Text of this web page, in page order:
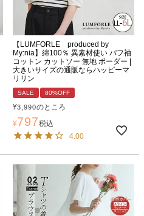
【LUMFORLE produced by
My:nia】綿100％ 異素材使い パフ袖
コットン カットソー 無地 ボーダー |
大きいサイズの通販ならハッピーマ
リリン
SALE 80%OFF
¥3,990のところ
¥797税込
4.00